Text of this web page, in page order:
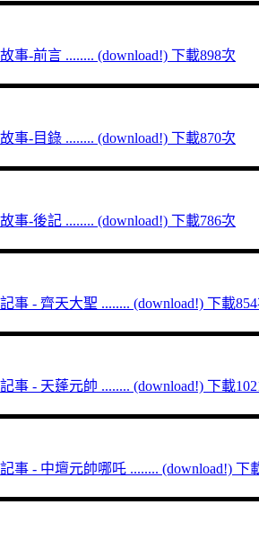
事-前言 ........ (download!) 下載898次
事-目錄 ........ (download!) 下載870次
事-後記 ........ (download!) 下載786次
事 - 齊天大聖 ........ (download!) 下載
事 - 天蓬元帥 ........ (download!) 下載
事 - 中壇元帥哪吒 ........ (download!) 下